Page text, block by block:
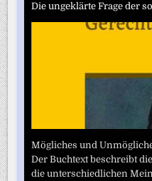
Die ungeklärte Frage der
Mögliches und
Der Buchtext beschreibt
die unterschiedlichen